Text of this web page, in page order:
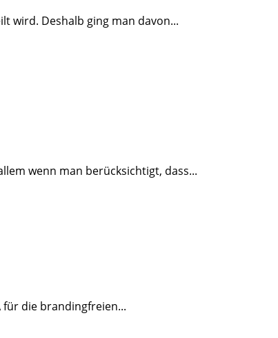
wird. Deshalb ging man davon...
wenn man berücksichtigt, dass...
für die brandingfreien...